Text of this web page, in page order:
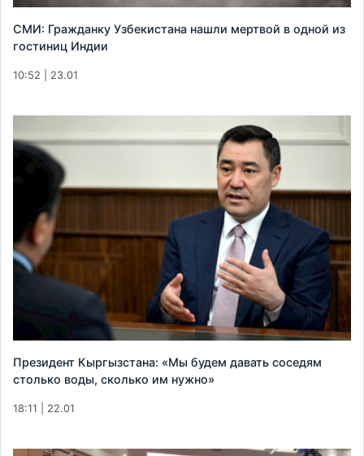
СМИ: Гражданку Узбекистана нашли мертвой в одной из
гостиниц Индии
10:52 | 23.01
Президент Кыргызстана: «Мы будем давать соседям
столько воды, сколько им нужно»
18:11 | 22.01